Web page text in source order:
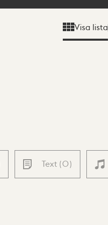
Visa lista
Text (0)